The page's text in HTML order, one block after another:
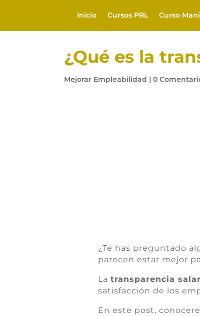
Inicio Cursos PRL Curso
¿Qué es la
Mejorar Empleabilidad | 0
¿Te has preguntado
parecen estar mejor
Latransparencia
satisfacción de los
En este post,